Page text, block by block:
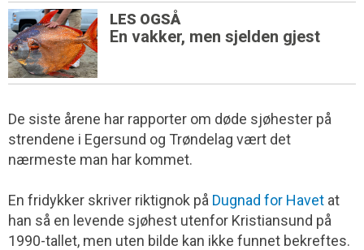
LES OGSÅ
En vakker, men sjelden gjest
De siste årene har rapporter om døde sjøhester på
strendene i Egersund og Trøndelag vært det
nærmeste man har kommet.
En fridykker skriver riktignok på Dugnad for Havet at
han så en levende sjøhest utenfor Kristiansund på
1990-tallet, men uten bilde kan ikke funnet bekreftes.